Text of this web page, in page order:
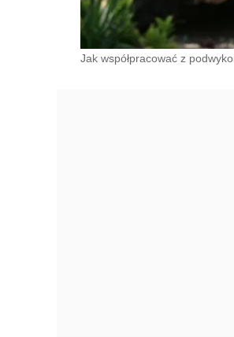
Jak współpracować z